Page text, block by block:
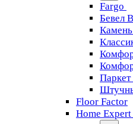
Fargo
Бевел
Паркет
Floor Factor
Home Expert